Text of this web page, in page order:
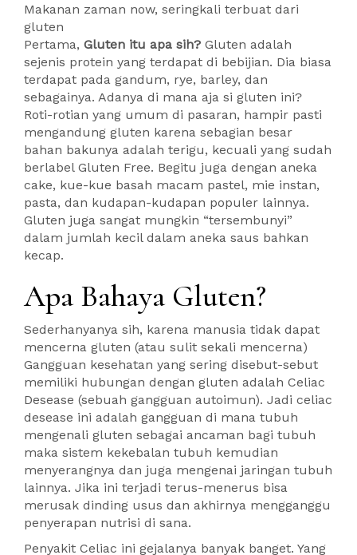
Makanan zaman now, seringkali terbuat dari
gluten
Pertama, Gluten itu apa sih? Gluten adalah
sejenis protein yang terdapat di bebijian. Dia biasa
terdapat pada gandum, rye, barley, dan
sebagainya. Adanya di mana aja si gluten ini?
Roti-rotian yang umum di pasaran, hampir pasti
mengandung gluten karena sebagian besar
bahan bakunya adalah terigu, kecuali yang sudah
berlabel Gluten Free. Begitu juga dengan aneka
cake, kue-kue basah macam pastel, mie instan,
pasta, dan kudapan-kudapan populer lainnya.
Gluten juga sangat mungkin “tersembunyi”
dalam jumlah kecil dalam aneka saus bahkan
kecap.
Apa Bahaya Gluten?
Sederhanyanya sih, karena manusia tidak dapat
mencerna gluten (atau sulit sekali mencerna)
Gangguan kesehatan yang sering disebut-sebut
memiliki hubungan dengan gluten adalah Celiac
Desease (sebuah gangguan autoimun). Jadi celiac
desease ini adalah gangguan di mana tubuh
mengenali gluten sebagai ancaman bagi tubuh
maka sistem kekebalan tubuh kemudian
menyerangnya dan juga mengenai jaringan tubuh
lainnya. Jika ini terjadi terus-menerus bisa
merusak dinding usus dan akhirnya mengganggu
penyerapan nutrisi di sana.
Penyakit Celiac ini gejalanya banyak banget. Yang